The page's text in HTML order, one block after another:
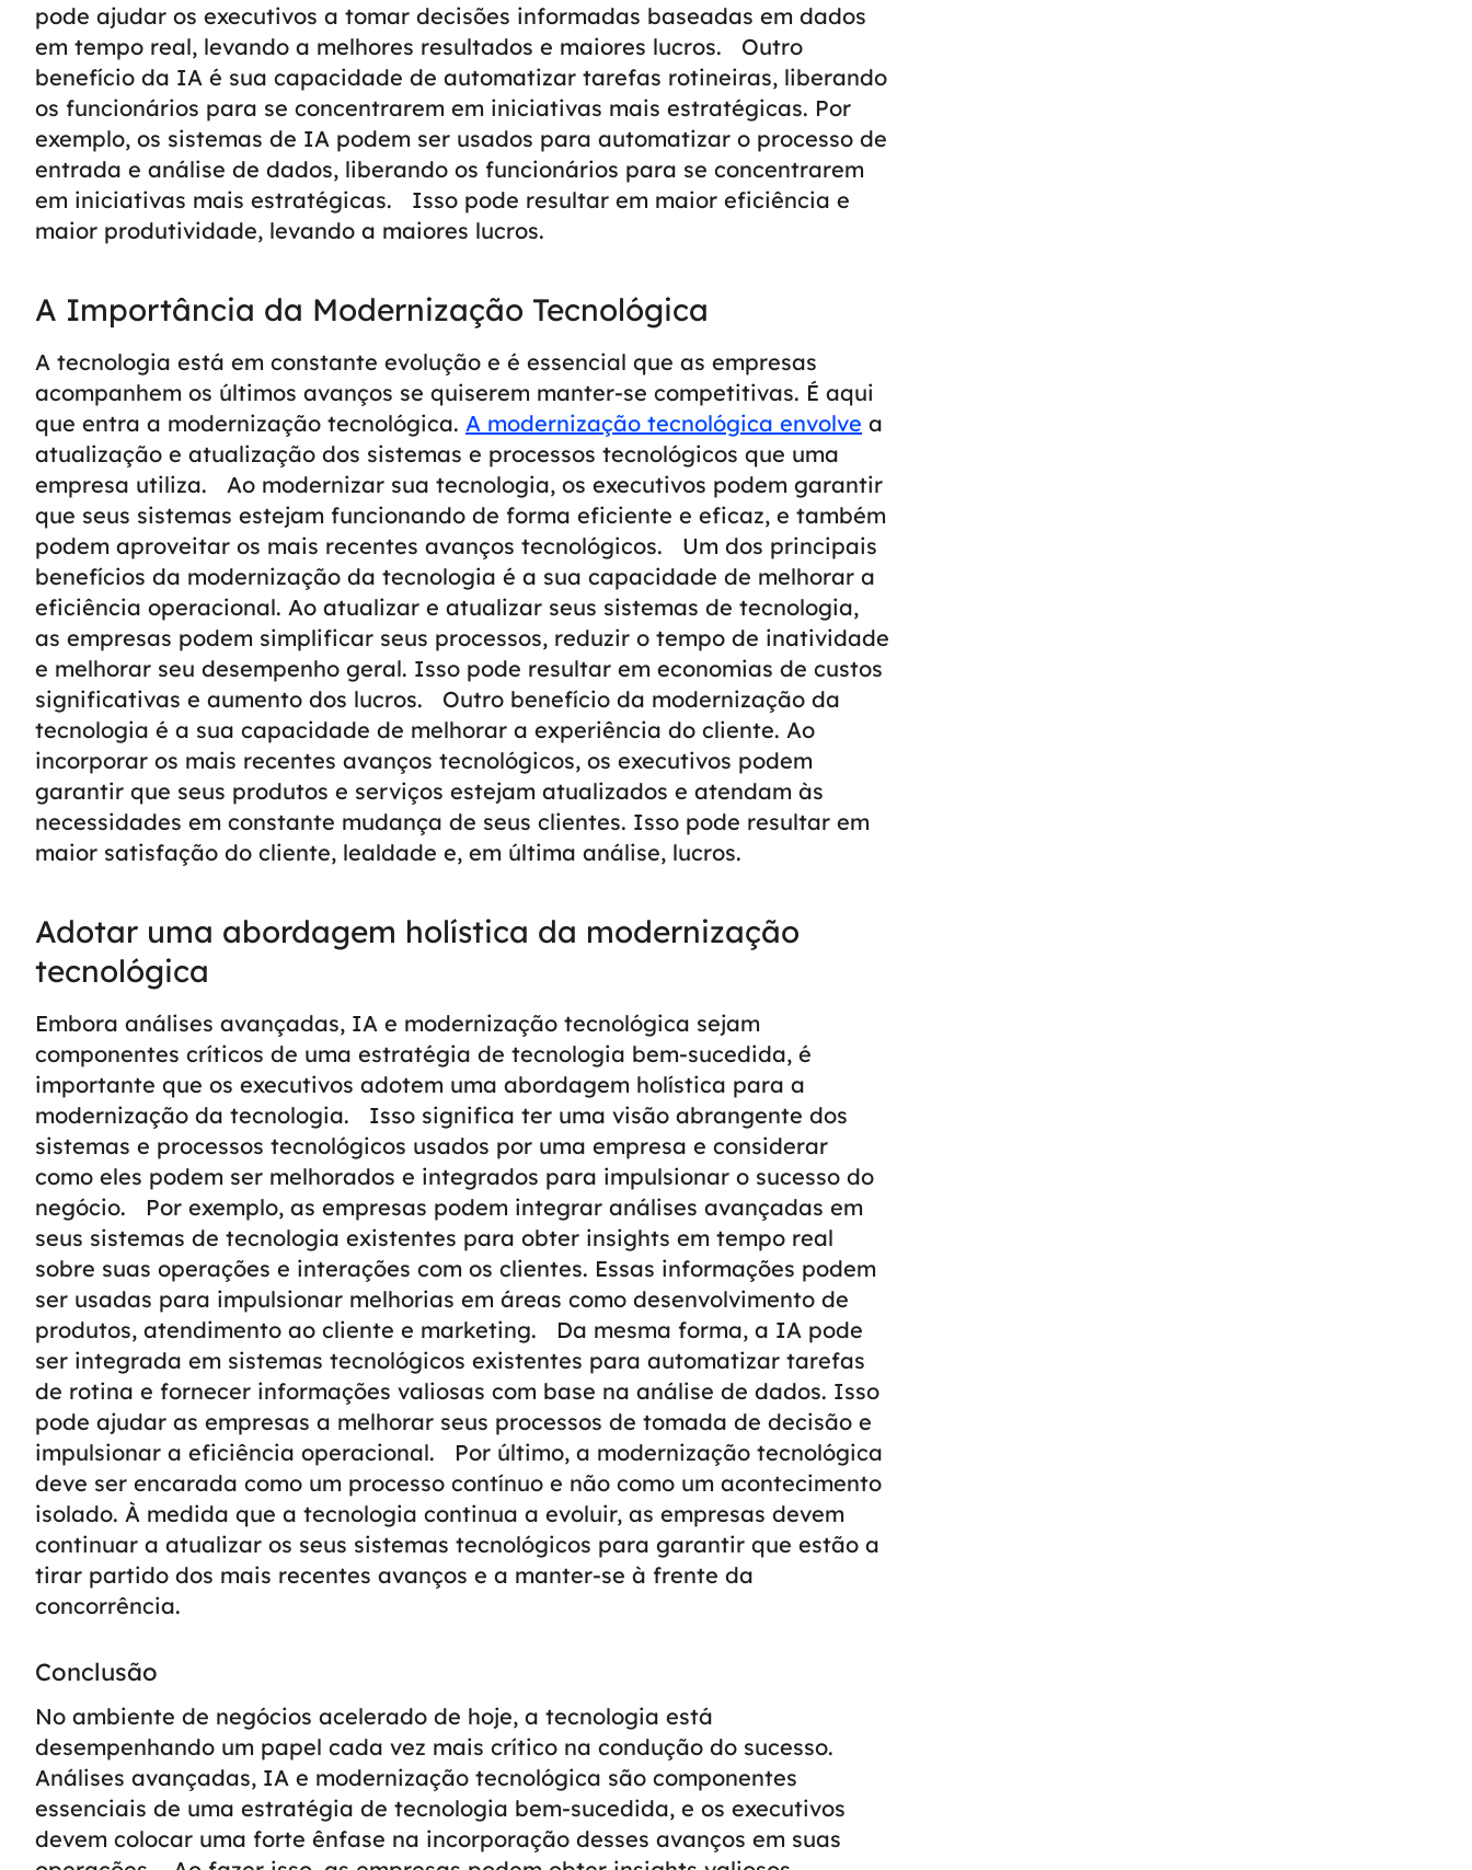
pode ajudar os executivos a tomar decisões informadas baseadas em dados
em tempo real, levando a melhores resultados e maiores lucros.
Outro
benefício da IA é sua capacidade de automatizar tarefas rotineiras, liberando
os funcionários para se concentrarem em iniciativas mais estratégicas. Por
exemplo, os sistemas de IA podem ser usados para automatizar o processo de
entrada e análise de dados, liberando os funcionários para se concentrarem
em iniciativas mais estratégicas.
Isso pode resultar em maior eficiência e
maior produtividade, levando a maiores lucros.
A Importância da Modernização Tecnológica
A tecnologia está em constante evolução e é essencial que as empresas
acompanhem os últimos avanços se quiserem manter-se competitivas. É aqui
que entra a modernização tecnológica. A modernização tecnológica envolve a
atualização e atualização dos sistemas e processos tecnológicos que uma
empresa utiliza.
Ao modernizar sua tecnologia, os executivos podem garantir
que seus sistemas estejam funcionando de forma eficiente e eficaz, e também
podem aproveitar os mais recentes avanços tecnológicos.
Um dos principais
benefícios da modernização da tecnologia é a sua capacidade de melhorar a
eficiência operacional. Ao atualizar e atualizar seus sistemas de tecnologia,
as empresas podem simplificar seus processos, reduzir o tempo de inatividade
e melhorar seu desempenho geral. Isso pode resultar em economias de custos
significativas e aumento dos lucros.
Outro benefício da modernização da
tecnologia é a sua capacidade de melhorar a experiência do cliente. Ao
incorporar os mais recentes avanços tecnológicos, os executivos podem
garantir que seus produtos e serviços estejam atualizados e atendam às
necessidades em constante mudança de seus clientes. Isso pode resultar em
maior satisfação do cliente, lealdade e, em última análise, lucros.
Adotar uma abordagem holística da modernização
tecnológica
Embora análises avançadas, IA e modernização tecnológica sejam
componentes críticos de uma estratégia de tecnologia bem-sucedida, é
importante que os executivos adotem uma abordagem holística para a
modernização da tecnologia.
Isso significa ter uma visão abrangente dos
sistemas e processos tecnológicos usados por uma empresa e considerar
como eles podem ser melhorados e integrados para impulsionar o sucesso do
negócio.
Por exemplo, as empresas podem integrar análises avançadas em
seus sistemas de tecnologia existentes para obter insights em tempo real
sobre suas operações e interações com os clientes. Essas informações podem
ser usadas para impulsionar melhorias em áreas como desenvolvimento de
produtos, atendimento ao cliente e marketing.
Da mesma forma, a IA pode
ser integrada em sistemas tecnológicos existentes para automatizar tarefas
de rotina e fornecer informações valiosas com base na análise de dados. Isso
pode ajudar as empresas a melhorar seus processos de tomada de decisão e
impulsionar a eficiência operacional.
Por último, a modernização tecnológica
deve ser encarada como um processo contínuo e não como um acontecimento
isolado. À medida que a tecnologia continua a evoluir, as empresas devem
continuar a atualizar os seus sistemas tecnológicos para garantir que estão a
tirar partido dos mais recentes avanços e a manter-se à frente da
concorrência.
Conclusão
No ambiente de negócios acelerado de hoje, a tecnologia está
desempenhando um papel cada vez mais crítico na condução do sucesso.
Análises avançadas, IA e modernização tecnológica são componentes
essenciais de uma estratégia de tecnologia bem-sucedida, e os executivos
devem colocar uma forte ênfase na incorporação desses avanços em suas